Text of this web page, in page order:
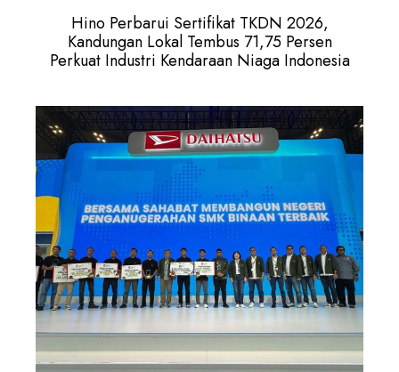
Hino Perbarui Sertifikat TKDN 2026,
Kandungan Lokal Tembus 71,75 Persen
Perkuat Industri Kendaraan Niaga Indonesia